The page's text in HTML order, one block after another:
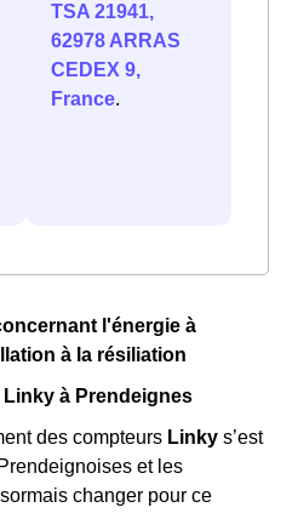
TSA 21941,
62978 ARRAS
CEDEX 9,
France.
l'énergie à
à la résiliation
à Prendeignes
des compteurs Linky s’est
et les
changer pour ce